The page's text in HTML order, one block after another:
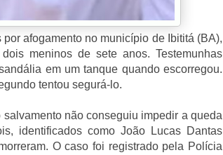
afogamento no município de Ibititá (BA),
meninos de sete anos. Testemunhas
em um tanque quando escorregou.
tentou segurá-lo.
não conseguiu impedir a queda
identificados como João Lucas Dantas
O caso foi registrado pela Polícia